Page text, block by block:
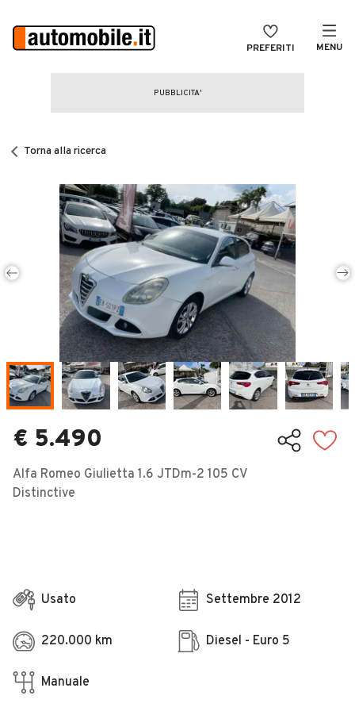
PREFERITI MENU
CERCA
Auto Nuove
Noleggio a lungo termine
Auto d'epoca
Moto
Camper
Veicoli Commerciali
Concessionari
Torna alla ricerca
€ 5.490
Alfa Romeo Giulietta 1.6 JTDm-2 105 CV
Distinctive
Usato Settembre 2012
220.000 km Diesel - Euro 5
Manuale